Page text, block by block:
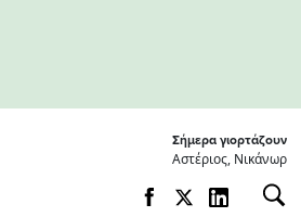
Σήμερα γιορτάζουν
Αστέριος, Νικάνωρ